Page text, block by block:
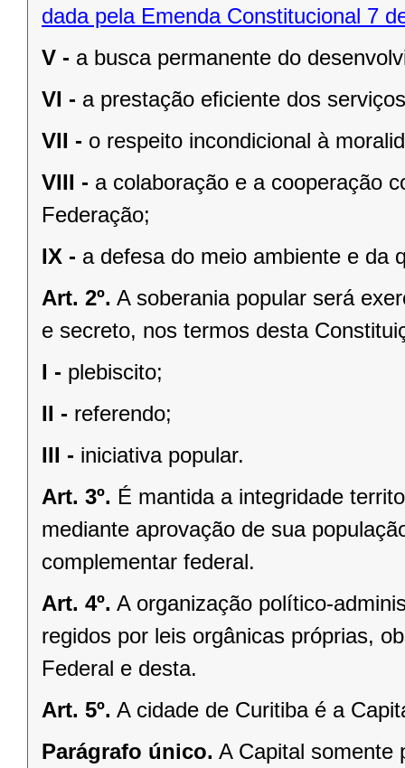
dada pela Emenda Constitucional 7
V - a busca permanente do
VI - a prestação eﬁciente dos
VII - o respeito incondicional à
VIII - a colaboração e a cooperação
Federação;
IX - a defesa do meio ambiente e da
Art. 2º. A soberania popular será
e secreto, nos termos desta
I - plebiscito;
II - referendo;
III - iniciativa popular.
Art. 3º. É mantida a integridade
mediante aprovação de sua
complementar federal.
Art. 4º. A organização político-
regidos por leis orgânicas próprias,
Federal e desta.
Art. 5º. A cidade de Curitiba é a
Parágrafo único. A Capital somente